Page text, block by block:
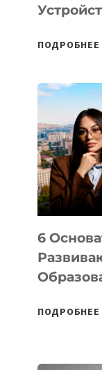
ПОДРОБНЕЕ
6
ПОДРОБНЕЕ